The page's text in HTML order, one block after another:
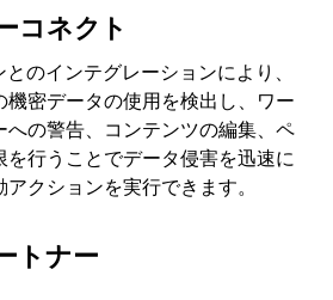
コネクト
のインテグレーションにより、
機密データの使用を検出し、ワー
への警告、コンテンツの編集、ペ
を行うことでデータ侵害を迅速に
クションを実行できます。
トナー